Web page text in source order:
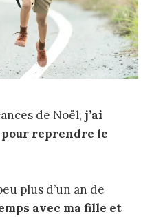
de Noël, j’ai
reprendre le
plus d’un an de
avec ma fille et